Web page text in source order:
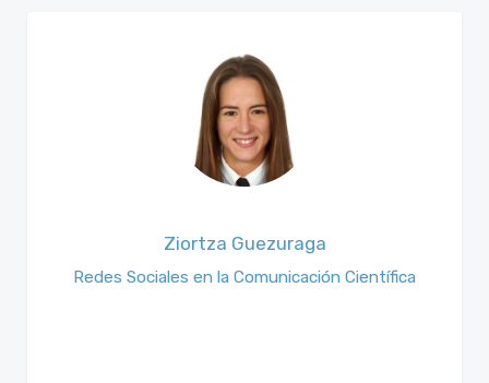
Ziortza Guezuraga
Redes Sociales en la Comunicación Científica